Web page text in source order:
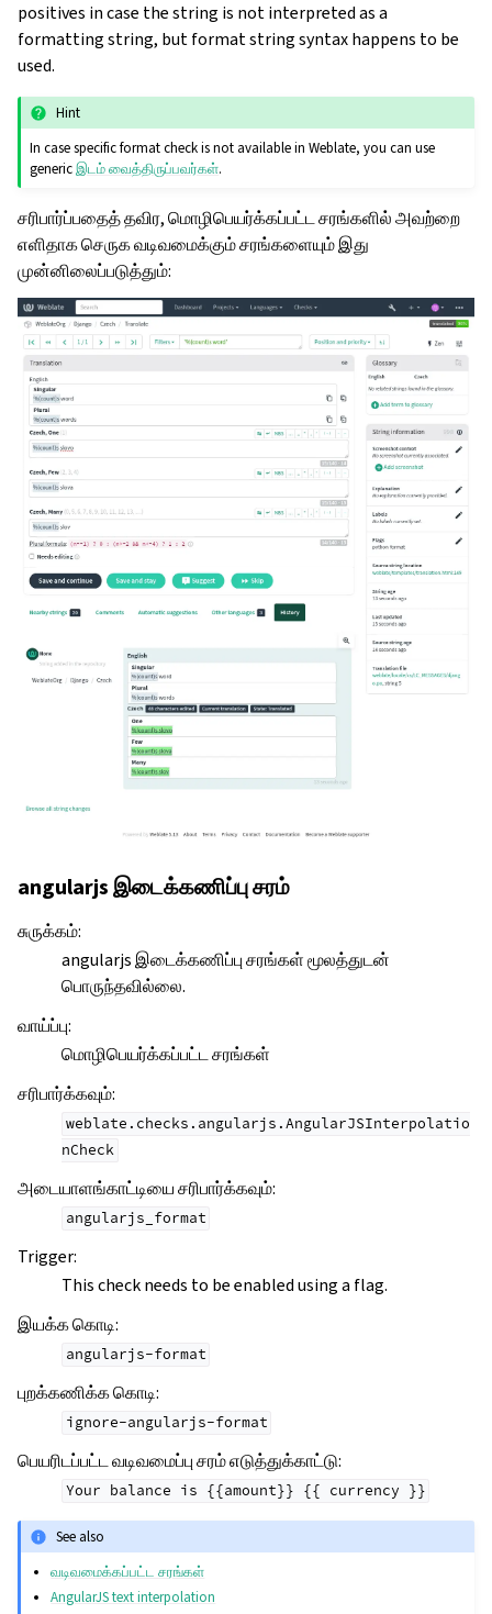
positives in case the string is not interpreted as a
formatting string, but format string syntax happens to be
used.
Hint
In case specific format check is not available in Weblate, you can use
genericஇடம் வைத்திருப்பவர்கள்.
சரிபார்ப்பதைத் தவிர, மொழிபெயர்க்கப்பட்ட சரங்களில் அவற்றை
எளிதாக செருக வடிவமைக்கும் சரங்களையும் இது
முன்னிலைப்படுத்தும்:
angularjs இடைக்கணிப்பு சரம்
சுருக்கம்:
angularjs இடைக்கணிப்பு சரங்கள் மூலத்துடன்
பொருந்தவில்லை.
வாய்ப்பு:
மொழிபெயர்க்கப்பட்ட சரங்கள்
சரிபார்க்கவும்:
weblate.checks.angularjs.AngularJSInterpolatio
nCheck
அடையாளங்காட்டியை சரிபார்க்கவும்:
angularjs_format
Trigger:
This check needs to be enabled using a flag.
இயக்க கொடி:
angularjs-format
புறக்கணிக்க கொடி:
ignore-angularjs-format
பெயரிடப்பட்ட வடிவமைப்பு சரம் எடுத்துக்காட்டு:
Your balance is {{amount}} {{ currency }}
See also
வடிவமைக்கப்பட்ட சரங்கள்
AngularJS text interpolation